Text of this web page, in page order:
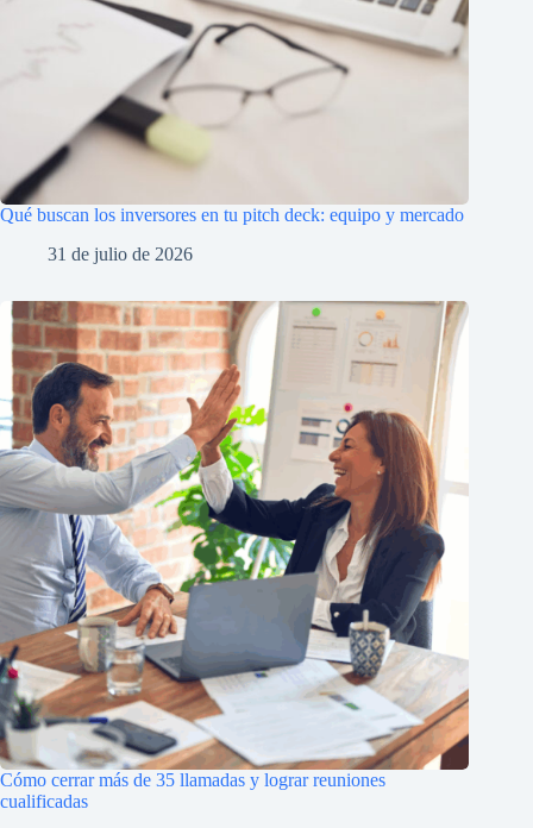
Qué buscan los inversores en tu pitch deck: equipo y mercado
31 de julio de 2026
Cómo cerrar más de 35 llamadas y lograr reuniones
cualificadas